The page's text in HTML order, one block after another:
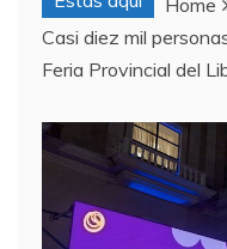
Home
Casi diez mil
Feria Provincial del